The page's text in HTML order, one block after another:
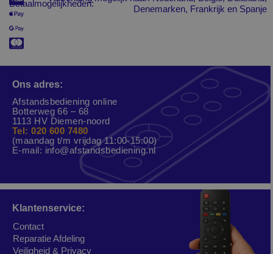
Betaalmogelijkheden:
Denemarken, Frankrijk en Spanje
Ons adres:
Afstandsbediening online
Botterweg 66 – 68
1113 HV Diemen-noord
Tel: 020 600 7480
(maandag t/m vrijdag 11:00-15:00)
E-mail: info@afstandsbediening.nl
Klantenservice:
Contact
Reparatie Afdeling
Veiligheid & Privacy